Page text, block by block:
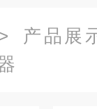
产品展